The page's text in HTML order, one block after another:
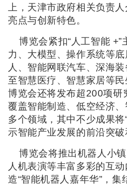
上，天津市政府相关负责
亮点与创新特色。
博览会紧扣“人工智能 +”
力、大模型、操作系统等
人、智能网联汽车、深海
至智慧医疗、智慧家居等民
博览会还将发布超200项研
覆盖智能制造、低空经济
多个领域，其中不少成果将
示智能产业发展的前沿突破
博览会将推出机器人小
人机表演等丰富多彩的互
造“智能机器人嘉年华”，